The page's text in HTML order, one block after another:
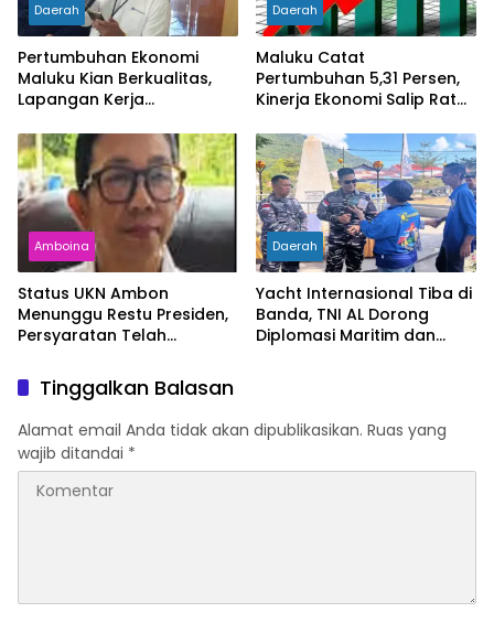
Daerah
Pertumbuhan Ekonomi
Maluku Kian Berkualitas,
Lapangan Kerja
Kemiskinan Turun
Daerah
Maluku Catat
Pertumbuhan 5,31 Persen,
Kinerja Ekonomi Salip Rata-
Amboina
Status UKN Ambon
Menunggu Restu Presiden,
Persyaratan Telah
Daerah
Yacht Internasional Tiba di
Banda, TNI AL Dorong
Diplomasi Maritim dan
Tinggalkan Balasan
Alamat email Anda tidak akan dipublikasikan. Ruas yang
wajib ditandai *